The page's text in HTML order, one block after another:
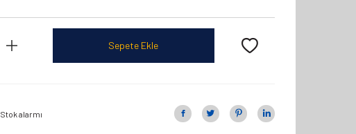
Sepete Ekle
Stok alarmı